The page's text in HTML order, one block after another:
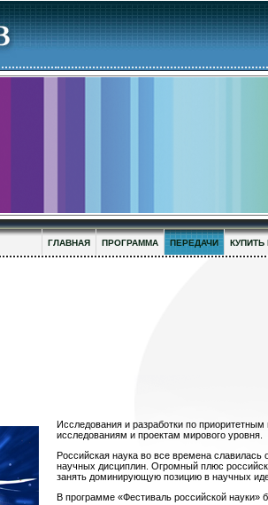
ГЛАВНАЯ ПРОГРАММА ПЕРЕДАЧИ КУПИТЬ
Исследования и разработки по
исследованиям и проектам мирового уровня.
Российская наука во все времена славилась
научных дисциплин. Огромный плюс
занять доминирующую позицию в научных
В программе «Фестиваль российской науки»